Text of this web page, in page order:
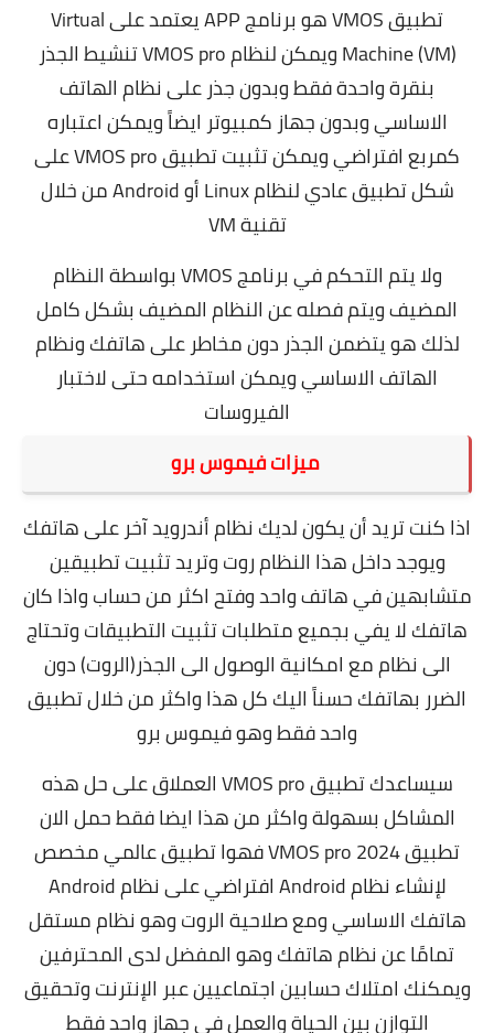
تطبيق VMOS هو برنامج APP يعتمد على Virtual
Machine (VM) ويمكن لنظام VMOS pro تنشيط الجذر
بنقرة واحدة فقط وبدون جذر على نظام الهاتف
الاساسي وبدون جهاز كمبيوتر ايضاً ويمكن اعتباره
كمربع افتراضي ويمكن تثبيت تطبيق VMOS pro على
شكل تطبيق عادي لنظام Linux أو Android من خلال
تقنية VM
ولا يتم التحكم في برنامج VMOS بواسطة النظام
المضيف ويتم فصله عن النظام المضيف بشكل كامل
لذلك هو يتضمن الجذر دون مخاطر على هاتفك ونظام
الهاتف الاساسي ويمكن استخدامه حتى لاختبار
الفيروسات
ميزات فيموس برو
اذا كنت تريد أن يكون لديك نظام أندرويد آخر على هاتفك
ويوجد داخل هذا النظام روت وتريد تثبيت تطبيقين
متشابهين في هاتف واحد وفتح اكثر من حساب واذا كان
هاتفك لا يفي بجميع متطلبات تثبيت التطبيقات وتحتاج
الى نظام مع امكانية الوصول الى الجذر(الروت) دون
الضرر بهاتفك حسناً اليك كل هذا واكثر من خلال تطبيق
واحد فقط وهو فيموس برو
سيساعدك تطبيق VMOS pro العملاق على حل هذه
المشاكل بسهولة واكثر من هذا ايضا فقط حمل الان
تطبيق 2024 VMOS pro فهوا تطبيق عالمي مخصص
لإنشاء نظام Android افتراضي على نظام Android
هاتفك الاساسي ومع صلاحية الروت وهو نظام مستقل
تمامًا عن نظام هاتفك وهو المفضل لدى المحترفين
ويمكنك امتلاك حسابين اجتماعيين عبر الإنترنت وتحقيق
التوازن بين الحياة والعمل في جهاز واحد فقط